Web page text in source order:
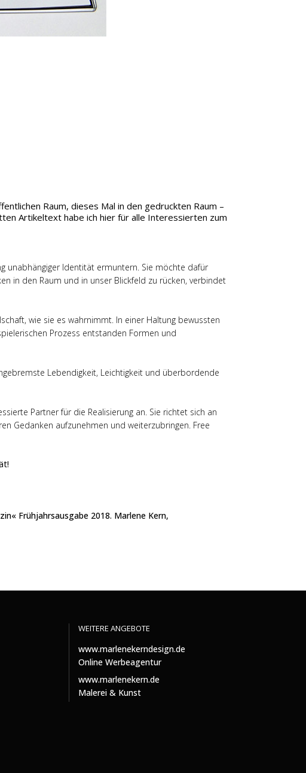
Raum, dieses Mal in den gedruckten Raum –
Artikeltext habe ich hier für alle Interessierten zum
unabhängiger Identität ermuntern. Sie möchte dafür
in den Raum und in unser Blickfeld zu rücken, verbindet
wie sie es wahrnimmt. In einer Haltung bewussten
Prozess entstanden Formen und
Lebendigkeit, Leichtigkeit und überbordende
Partner für die Realisierung an. Sie richtet sich an
Gedanken aufzunehmen und weiterzubringen. Free
WEITERE ANGEBOTE
www.marlenekerndesign.de
Online Werbeagentur
www.marlenekern.de
Malerei & Kunst